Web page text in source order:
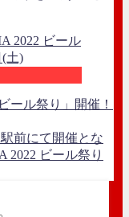
ール祭り」開催！
前にて開催とな
2022 ビール祭り